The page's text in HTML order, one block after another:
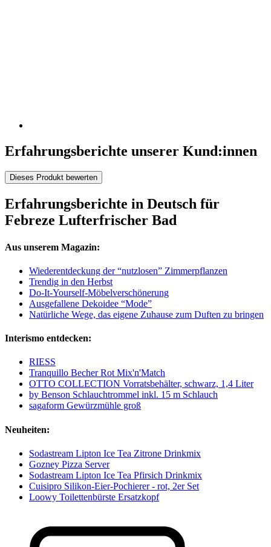
Erfahrungsberichte unserer Kund:innen
Dieses Produkt bewerten
Erfahrungsberichte in Deutsch für
Febreze Lufterfrischer Bad
Aus unserem Magazin:
Wiederentdeckung der “nutzlosen” Zimmerpflanzen
Trendig in den Herbst
Do-It-Yourself-Möbelverschönerung
Ausgefallene Dekoidee “Mode”
Natürliche Wege, das eigene Zuhause zum Duften zu bringen
Interismo entdecken:
RIESS
Tranquillo Becher Rot Mix'n'Match
OTTO COLLECTION Vorratsbehälter, schwarz, 1,4 Liter
by Benson Schlauchtrommel inkl. 15 m Schlauch
sagaform Gewürzmühle groß
Neuheiten:
Sodastream Lipton Ice Tea Zitrone Drinkmix
Gozney Pizza Server
Sodastream Lipton Ice Tea Pfirsich Drinkmix
Cuisipro Silikon-Eier-Pochierer - rot, 2er Set
Loowy Toilettenbürste Ersatzkopf